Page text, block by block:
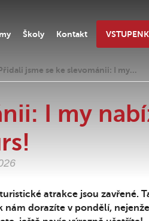
Školy Kontakt
jsme se ke slevománii: I my…
I my
atrakce jsou zavřené.
nám dorazíte v pondělí,